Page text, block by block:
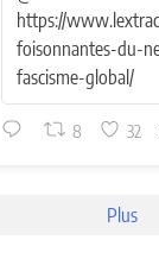
https://
foisonnantes-du-
fascisme-global/
8 32
Plus